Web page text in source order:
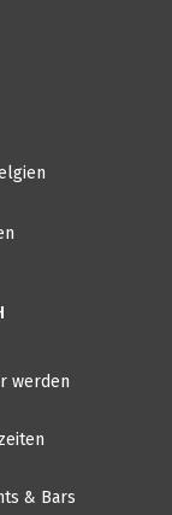
werden
& Bars